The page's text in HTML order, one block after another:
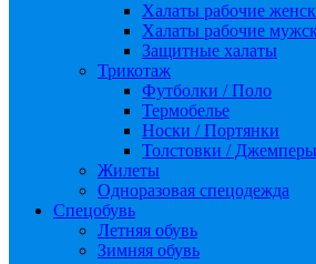
Халаты рабочие
Халаты рабочие
Защитные халаты
Трикотаж
Футболки / Поло
Термобелье
Носки / Портянки
Толстовки / Джемперы
Жилеты
Одноразовая спецодежда
Спецобувь
Летняя обувь
Зимняя обувь